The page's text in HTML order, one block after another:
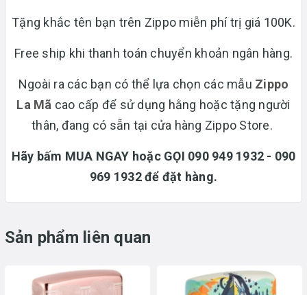
Tặng khắc tên bạn trên Zippo miễn phí trị giá 100K.
Free ship khi thanh toán chuyển khoản ngân hàng.
Ngoài ra các bạn có thể lựa chọn các mẫu Zippo
La Mã cao cấp để sử dụng hằng hoặc tặng người
thân, đang có sẵn tại cửa hàng Zippo Store.
Hãy bấm MUA NGAY hoặc GỌI 090 949 1932 - 090
969 1932 để đặt hàng.
Sản phẩm liên quan